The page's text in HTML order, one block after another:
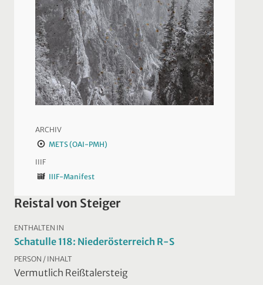
ARCHIV
METS (OAI-PMH)
IIIF
IIIF-Manifest
Reistal von Steiger
ENTHALTEN IN
Schatulle 118: Niederösterreich R-S
PERSON / INHALT
Vermutlich Reißtalersteig